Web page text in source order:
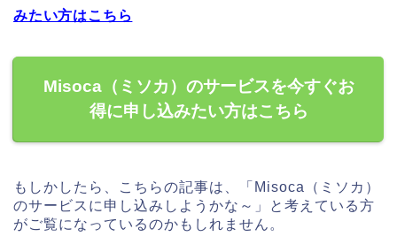
みたい方はこちら
Misoca（ミソカ）のサービスを今すぐお
得に申し込みたい方はこちら
もしかしたら、こちらの記事は、「Misoca（ミソカ）
のサービスに申し込みしようかな～」と考えている方
がご覧になっているのかもしれません。